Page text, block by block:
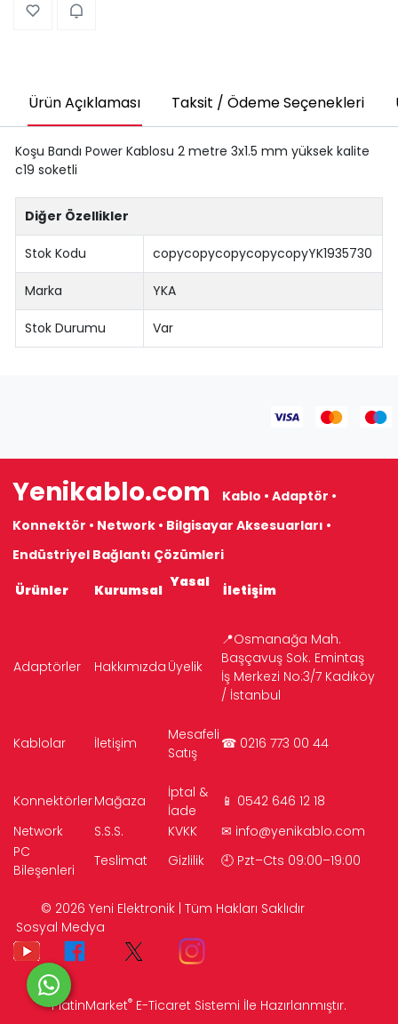
Ürün Açıklaması Taksit / Ödeme Seçenekleri
Koşu Bandı Power Kablosu 2 metre 3x1.5 mm yüksek kalite
c19 soketli
Diğer Özellikler
Stok Kodu copycopycopycopycopyYK1935730
Marka YKA
Stok Durumu Var
Yenikablo.com
Kablo • Adaptör •
Konnektör • Network • Bilgisayar Aksesuarları •
Endüstriyel Bağlantı Çözümleri
Ürünler
Kurumsal Yasal İletişim
Adaptörler Hakkımızda Üyelik
📍Osmanağa Mah.
Başçavuş Sok. Emintaş
İş Merkezi No:3/7 Kadıköy
/ İstanbul
Kablolar İletişim
Mesafeli
Satış
☎ 0216 773 00 44
KonnektörlerMağaza
İptal &
İade
📱 0542 646 12 18
Network
S.S.S. KVKK ✉ info@yenikablo.com
PC
Bileşenleri
Teslimat Gizlilik 🕘 Pzt–Cts 09:00–19:00
© 2026 Yeni Elektronik | Tüm Hakları Saklıdır
Sosyal Medya
PlatinMarket® E-Ticaret Sistemi İle Hazırlanmıştır.